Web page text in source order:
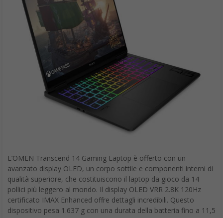
L’OMEN Transcend 14 Gaming Laptop è offerto con un
avanzato display OLED, un corpo sottile e componenti interni di
qualità superiore, che costituiscono il laptop da gioco da 14
pollici più leggero al mondo. Il display OLED VRR 2.8K 120Hz
certificato IMAX Enhanced offre dettagli incredibili. Questo
dispositivo pesa 1.637 g con una durata della batteria fino a 11,5